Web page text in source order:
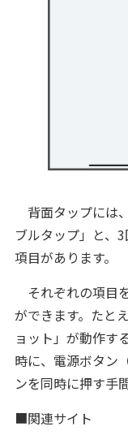
背面タップには
ブルタップ」と、
項目があります。
それぞれの項目
ができます。たと
ョット」が動作す
時に、電源ボタン
ンを同時に押す手
■関連サイト